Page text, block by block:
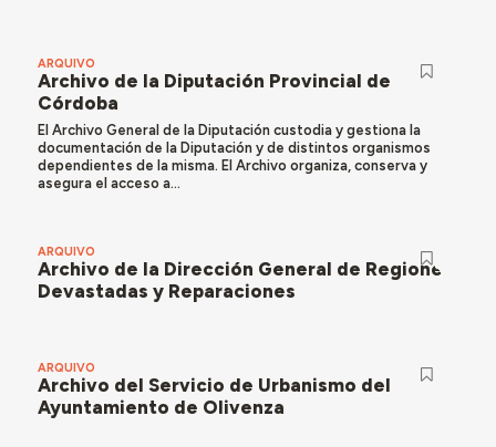
ARQUIVO
Archivo de la Diputación Provincial de
Córdoba
El Archivo General de la Diputación custodia y gestiona la
documentación de la Diputación y de distintos organismos
dependientes de la misma. El Archivo organiza, conserva y
asegura el acceso a...
ARQUIVO
Archivo de la Dirección General de Regiones
Devastadas y Reparaciones
ARQUIVO
Archivo del Servicio de Urbanismo del
Ayuntamiento de Olivenza